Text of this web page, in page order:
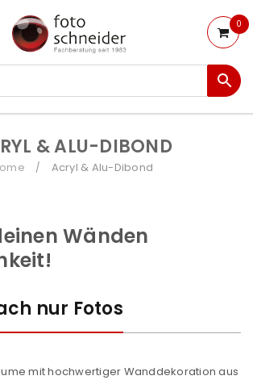
0
& ALU-DIBOND
/ Acryl & Alu-Dibond
Wänden
nur Fotos
mit hochwertiger Wanddekoration aus